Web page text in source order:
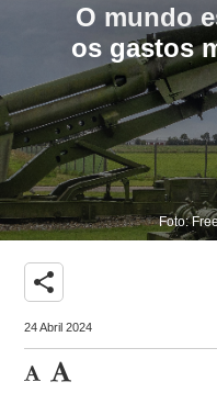
O mundo
os gastos
Foto:
share
24 Abril 2024